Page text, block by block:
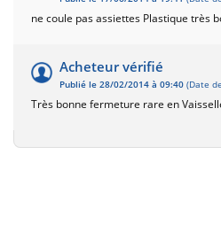
ne coule pas assiettes Plastique très
Acheteur vérifié
Publié le 28/02/2014 à 09:40 (Date
Très bonne fermeture rare en